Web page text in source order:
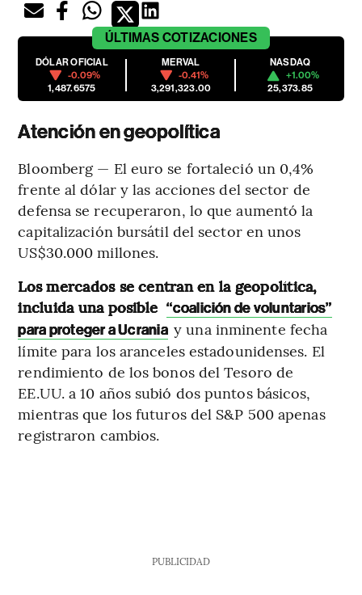
ÚLTIMAS COTIZACIONES
DÓLAR OFICIAL
-0.09%
1,487.6575
MERVAL
-0.41%
3,291,323.00
NASDAQ
+1.00%
25,373.85
Atención en geopolítica
Bloomberg — El euro se fortaleció un 0,4%
frente al dólar y las acciones del sector de
defensa se recuperaron, lo que aumentó la
capitalización bursátil del sector en unos
US$30.000 millones.
Los mercados se centran en la geopolítica,
incluida una posible “coalición de voluntarios”
para proteger a Ucrania y una inminente fecha
límite para los aranceles estadounidenses. El
rendimiento de los bonos del Tesoro de
EE.UU. a 10 años subió dos puntos básicos,
mientras que los futuros del S&P 500 apenas
registraron cambios.
PUBLICIDAD